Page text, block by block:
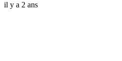
il y a 2 ans